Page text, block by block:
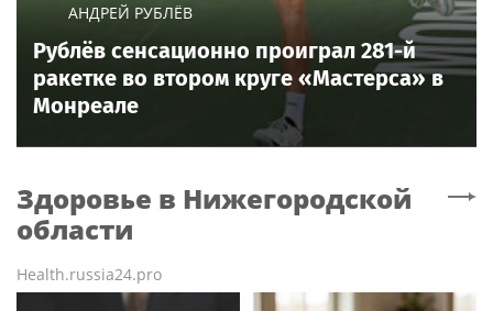
АНДРЕЙ РУБЛЁВ
Рублёв сенсационно проиграл 281-й
ракетке во втором круге «Мастерса» в
Монреале
Здоровье в Нижегородской
области
Health.russia24.pro